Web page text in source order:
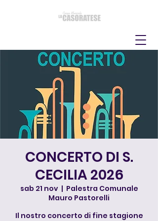
CONCERTO DI S.
CECILIA 2026
sab 21 nov
  |
Palestra Comunale
Mauro Pastorelli
Il nostro concerto di fine stagione